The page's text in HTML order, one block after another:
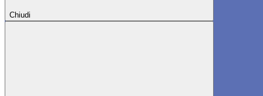
Chiudi